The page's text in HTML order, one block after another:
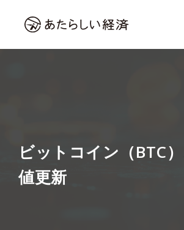
ビットコイン（BTC
値更新